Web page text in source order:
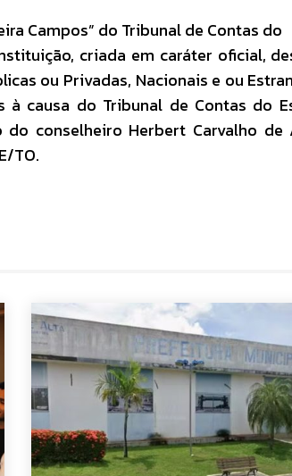
Campos” do Tribunal de Contas do
criada em caráter oficial,
ou Privadas, Nacionais e ou
causa do Tribunal de Contas do
conselheiro Herbert Carvalho
TO.